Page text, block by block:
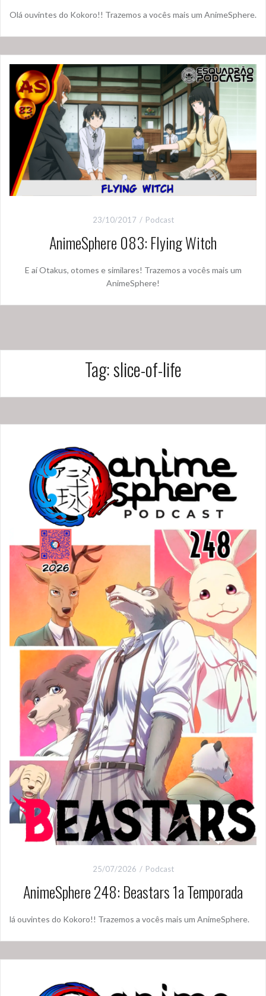
Olá ouvintes do Kokoro!! Trazemos a vocês mais um AnimeSphere.
23/10/2017 Podcast
AnimeSphere 083: Flying Witch
E aí Otakus, otomes e similares! Trazemos a vocês mais um
AnimeSphere!
Tag:slice-of-life
25/07/2026 Podcast
AnimeSphere 248: Beastars 1a Temporada
lá ouvintes do Kokoro!! Trazemos a vocês mais um AnimeSphere.